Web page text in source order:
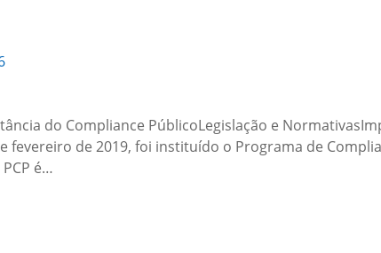
do Compliance PúblicoLegislação e
fevereiro de 2019, foi instituído o Programa de
é…